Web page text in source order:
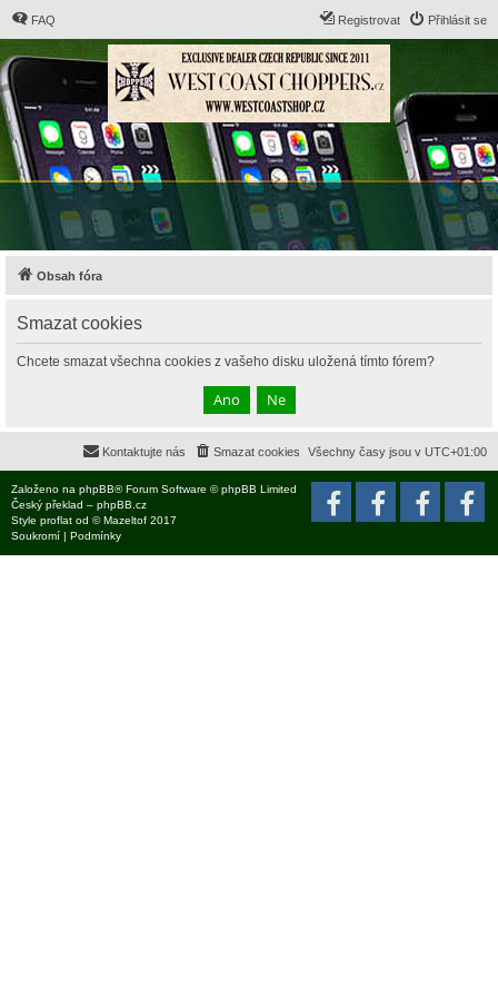
FAQ Přihlásit se
Registrovat
Obsah fóra
Smazat cookies
Chcete smazat všechna cookies z vašeho disku uložená tímto fórem?
Všechny časy jsou v UTC+01:00
Smazat cookies
Kontaktujte nás
Založeno na phpBB® Forum Software © phpBB Limited
Český překlad – phpBB.cz
Style proflat od ©Mazeltof 2017
Soukromí | Podmínky